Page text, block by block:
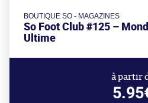
BOUTIQUE SO - MAGAZINES
So Foot Club #125 –
Ultime
à partir